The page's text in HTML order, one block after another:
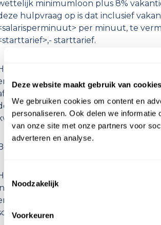
Deze website maakt gebruik van cookies
We gebruiken cookies om content en
personaliseren. Ook delen we informatie
van onze site met onze partners voor
adverteren en analyse.
Noodzakelijk
Voorkeuren
minimumloon plus 8%
hulpvraag op is dat inclusief
per minuut, te
starttarief.
platform van BEEP FOR HELP
automatisch na het uitklokken de
met gebruikmaking van de
hulp vragende en maakt een
voor hulp vragende en helper
is zelf verantwoordelijk voor
op bij de Belastingdienst. De
BEEP FOR HELP dragen geen
premies voor helper af.